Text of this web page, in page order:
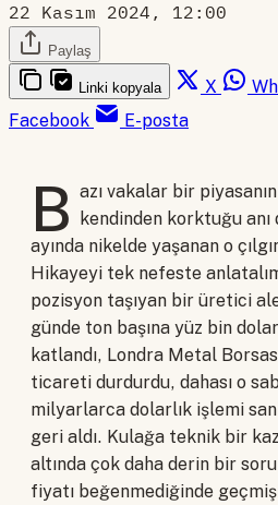
22 Kasım 2024, 12:00
Paylaş
Linki kopyala X
Facebook
E-posta
B azı vakalar bir
kendinden korktuğu
ayında nikelde yaşanan o
Hikayeyi tek nefeste
pozisyon taşıyan bir üretici
günde ton başına yüz bin
katlandı, Londra Metal
ticareti durdurdu, dahası o
milyarlarca dolarlık işlemi
geri aldı. Kulağa teknik bir
altında çok daha derin bir
fiyatı beğenmediğinde